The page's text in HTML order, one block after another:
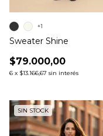
Sweater Shine
$79.000,00
6 x $13.166,67 sin interés
+1
SIN STOCK